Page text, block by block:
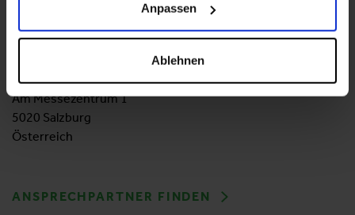
Anpassen
Ablehnen
Messezentrum Salzburg GmbH
bauen-wohnen@mzs.at
Am Messezentrum 1
5020 Salzburg
Österreich
ANSPRECHPARTNER FINDEN